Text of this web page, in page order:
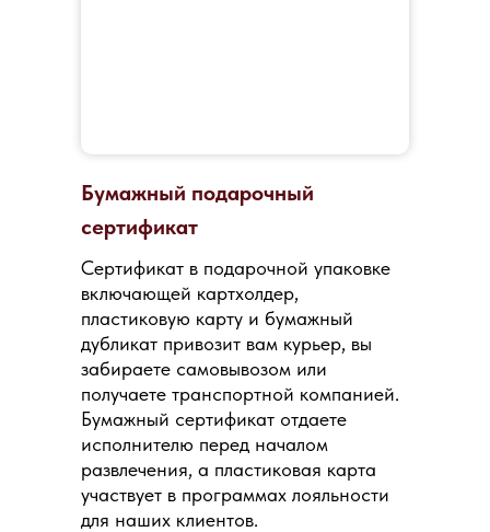
Бумажный подарочный
сертификат
Сертификат в подарочной упаковке
включающей картхолдер,
пластиковую карту и бумажный
дубликат привозит вам курьер, вы
забираете самовывозом или
получаете транспортной компанией.
Бумажный сертификат отдаете
исполнителю перед началом
развлечения, а пластиковая карта
участвует в программах лояльности
для наших клиентов.